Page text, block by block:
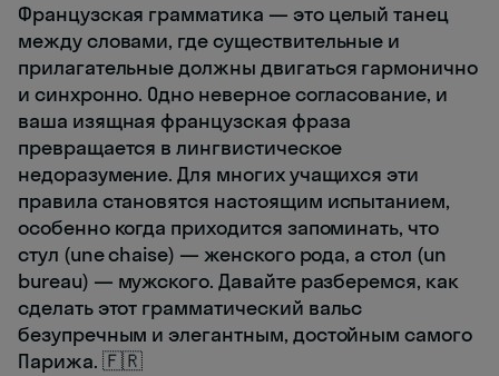
Французская грамматика — это целый танец
между словами, где существительные и
прилагательные должны двигаться гармонично
и синхронно. Одно неверное согласование, и
ваша изящная французская фраза
превращается в лингвистическое
недоразумение. Для многих учащихся эти
правила становятся настоящим испытанием,
особенно когда приходится запоминать, что
стул (une chaise) — женского рода, а стол (un
bureau) — мужского. Давайте разберемся, как
сделать этот грамматический вальс
безупречным и элегантным, достойным самого
Парижа. 🇫🇷